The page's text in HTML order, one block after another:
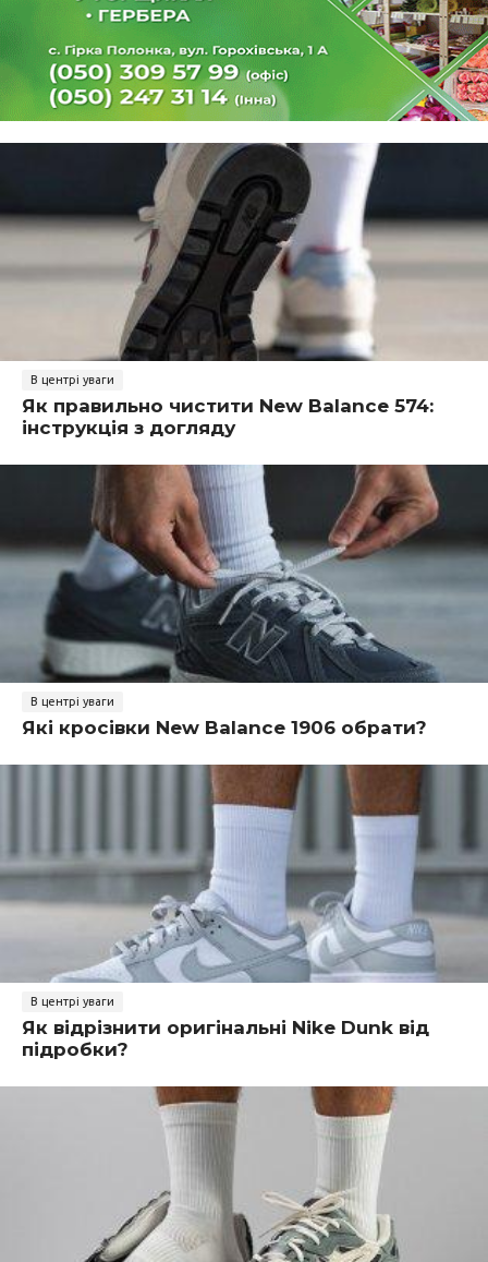
В центрі уваги
Як правильно чистити New Balance 574:
інструкція з догляду
В центрі уваги
Які кросівки New Balance 1906 обрати?
В центрі уваги
Як відрізнити оригінальні Nike Dunk від
підробки?